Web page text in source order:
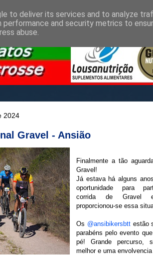
2024
Gravel - Ansião
Finalmente a tão
Gravel!
Já estava há alguns
oportunidade para
corrida de Gravel
proporcionou-se essa
Os @ansibikersbttestão
parabéns pelo evento
pé! Grande percurso,
melhor e uma
to deliver its services and to analyze
performance and security metrics to
abuse.